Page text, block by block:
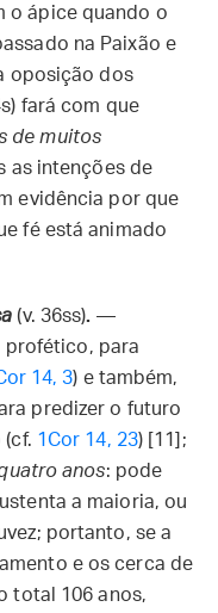
o ápice quando o
na Paixão e
oposição dos
fará com que
de muitos
as intenções de
evidência por que
fé está animado
(v. 36ss). —
profético, para
14, 3) e também,
predizer o futuro
1Cor 14, 23) [11];
anos: pode
a maioria, ou
portanto, se a
e os cerca de
total 106 anos,